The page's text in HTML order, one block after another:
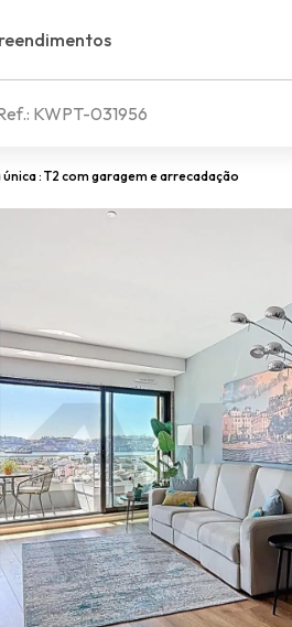
: T2 com garagem e arrecadação
KWPT-031956